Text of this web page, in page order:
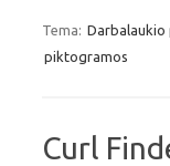
Tema: Darbalaukio
piktogramos
Curl